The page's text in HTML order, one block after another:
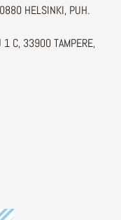
HELSINKI, PUH.
1 C, 33900 TAMPERE,